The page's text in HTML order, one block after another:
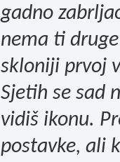
gadno
nema ti
skloniji prvoj
Sjetih se sad
vidiš ikonu.
postavke, ali